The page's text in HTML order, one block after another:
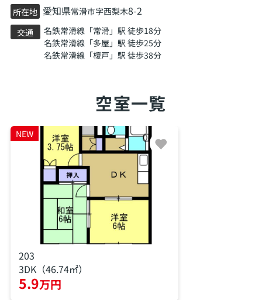
所在地 愛知県常滑市字西梨木8-2
交通 名鉄常滑線 「常滑」駅 徒歩18分
名鉄常滑線 「多屋 」駅 徒歩25分
名鉄常滑線 「榎戸 」駅 徒歩38分
空室一覧
NEW
203
3DK（46.74㎡）
5.9万円